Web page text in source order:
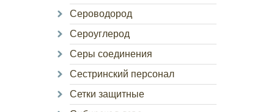
Сероводород
Сероуглерод
Серы соединения
Сестринский персонал
Сетки защитные